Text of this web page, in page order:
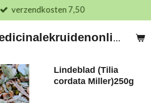
Medicinalekruidenonline.nl
verzendkosten 7,50
Lindeblad (Tilia
cordata Miller)250g